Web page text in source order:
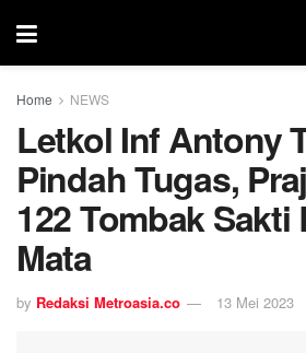
Home NEWS
Letkol Inf Antony
Pindah Tugas,
122 Tombak
Mata
by Redaksi Metroasia.co 13 Mei 2023